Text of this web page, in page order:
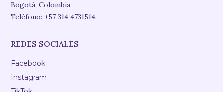
Bogotá, Colombia
Teléfono: +57 314 4731514.
REDES SOCIALES
Facebook
Instagram